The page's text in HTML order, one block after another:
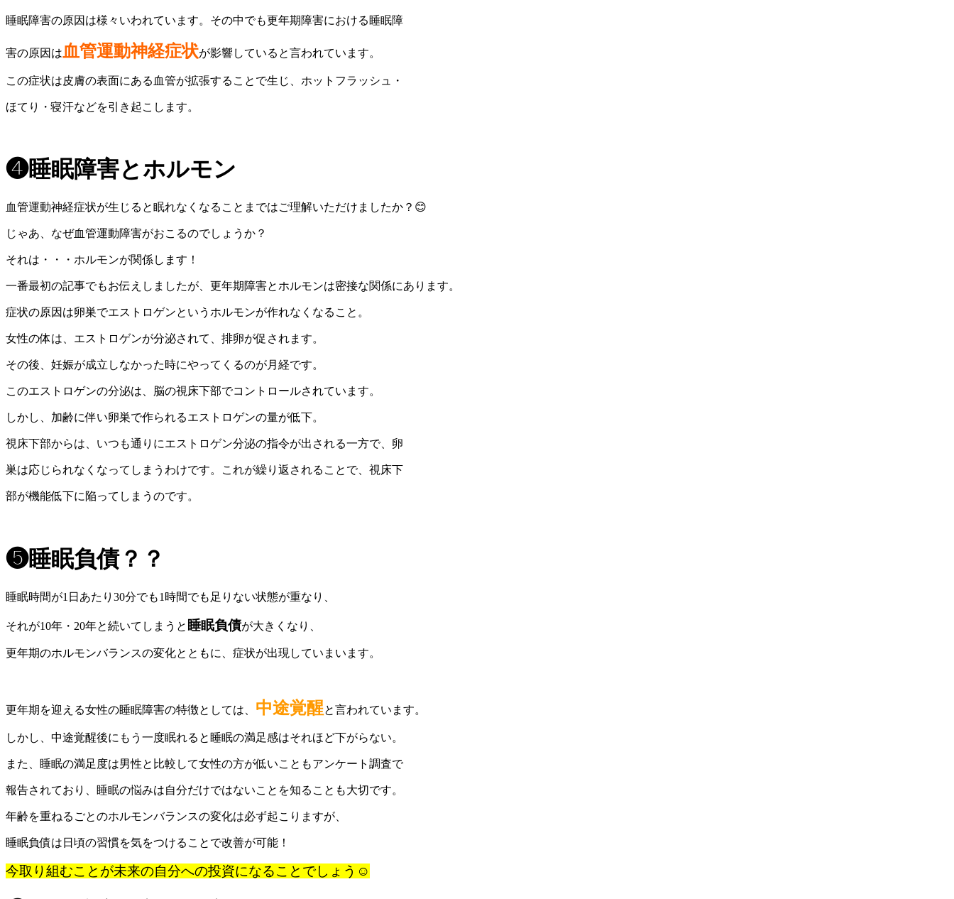
睡眠障害の原因は様々いわれています。その中でも更年期障害における睡眠障
害の原因は 血管運動神経症状が影響していると言われています。
この症状は皮膚の表面にある血管が拡張することで生じ、ホットフラッシュ・
ほてり・寝汗などを引き起こします。
❹睡眠障害とホルモン
血管運動神経症状が生じると眠れなくなることまではご理解いただけましたか？😊
じゃあ、なぜ血管運動障害がおこるのでしょうか？
それは・・・ホルモンが関係します！
一番最初の記事でもお伝えしましたが、更年期障害とホルモンは密接な関係にあります。
症状の原因は卵巣でエストロゲンというホルモンが作れなくなること。
女性の体は、エストロゲンが分泌されて、排卵が促されます。
その後、妊娠が成立しなかった時にやってくるのが月経です。
このエストロゲンの分泌は、脳の視床下部でコントロールされています。
しかし、加齢に伴い卵巣で作られるエストロゲンの量が低下。
視床下部からは、いつも通りにエストロゲン分泌の指令が出される一方で、卵
巣は応じられなくなってしまうわけです。これが繰り返されることで、視床下
部が機能低下に陥ってしまうのです。
❺睡眠負債？？
睡眠時間が1日あたり30分でも1時間でも足りない状態が重なり、
それが10年・20年と続いてしまうと 睡眠負債が大きくなり、
更年期のホルモンバランスの変化とともに、症状が出現していまいます。
更年期を迎える女性の睡眠障害の特徴としては、 中途覚醒と言われています。
しかし、中途覚醒後にもう一度眠れると睡眠の満足感はそれほど下がらない。
また、睡眠の満足度は男性と比較して女性の方が低いこともアンケート調査で
報告されており、睡眠の悩みは自分だけではないことを知ることも大切です。
年齢を重ねるごとのホルモンバランスの変化は必ず起こりますが、
睡眠負債は日頃の習慣を気をつけることで改善が可能！
今取り組むことが未来の自分への投資になることでしょう☺️